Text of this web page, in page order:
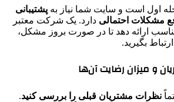
اول است و سایت شما نیاز به پشتیبانی
مشکلات احتمالی دارد. یک شرکت معتبر
ارائه دهد تا در صورت بروز مشکل،
بگیرید.
نظرات مشتریان قبلی را بررسی کنید.